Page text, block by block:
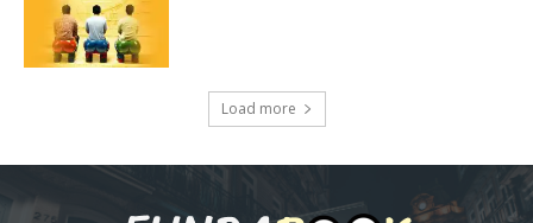
Load more